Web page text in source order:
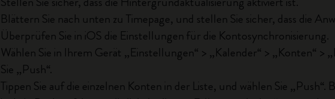
Blättern Sie nach unten zu Timepage, und stellen Sie sicher, dass die
Überprüfen Sie in iOS die Einstellungen für die Kontosynchronisierung.
Wählen Sie in Ihrem Gerät „Einstellungen“ > „Kalender“ > „Konten“ >
Sie „Push“.
Tippen Sie auf die einzelnen Konten in der Liste, und wählen Sie